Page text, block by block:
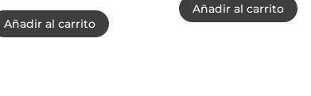
Añadir al carrito
Añadir al carrito